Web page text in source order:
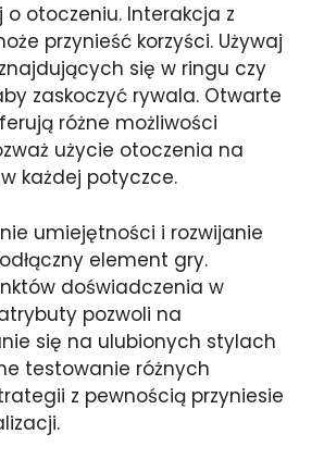
o otoczeniu. Interakcja z
przynieść korzyści. Używaj
się w ringu czy
zaskoczyć rywala. Otwarte
różne możliwości
użycie otoczenia na
każdej potyczce.
umiejętności i rozwijanie
element gry.
doświadczenia w
pozwoli na
się na ulubionych stylach
testowanie różnych
z pewnością przyniesie